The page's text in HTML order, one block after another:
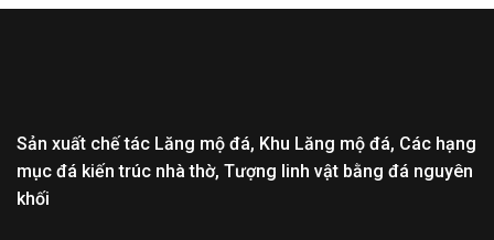
Sản xuất chế tác Lăng mộ đá, Khu Lăng mộ đá, Các hạng
mục đá kiến trúc nhà thờ, Tượng linh vật bằng đá nguyên
khối